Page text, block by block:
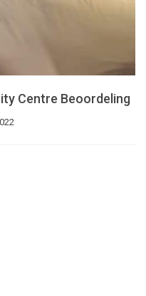
Centre Beoordeling